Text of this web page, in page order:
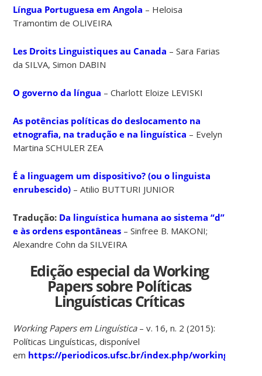
Língua Portuguesa em Angola – Heloisa
Tramontim de OLIVEIRA
Les Droits Linguistiques au Canada – Sara Farias
da SILVA, Simon DABIN
O governo da língua – Charlott Eloize LEVISKI
As potências políticas do deslocamento na
etnografia, na tradução e na linguística – Evelyn
Martina SCHULER ZEA
É a linguagem um dispositivo? (ou o linguista
enrubescido) – Atilio BUTTURI JUNIOR
Tradução: Da linguística humana ao sistema “d”
e às ordens espontâneas – Sinfree B. MAKONI;
Alexandre Cohn da SILVEIRA
Edição especial da Working
Papers sobre Políticas
Linguísticas Críticas
Working Papers em Linguística– v. 16, n. 2 (2015):
Políticas Linguísticas, disponível
em https://periodicos.ufsc.br/index.php/workingpapers